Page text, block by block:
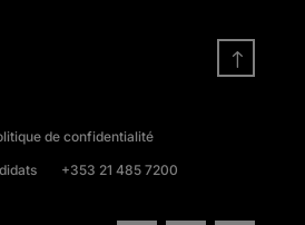
!
de confidentialité
+353 21 485 7200